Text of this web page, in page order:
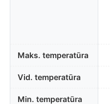
Maks. temperatūra
Vid. temperatūra
Min. temperatūra